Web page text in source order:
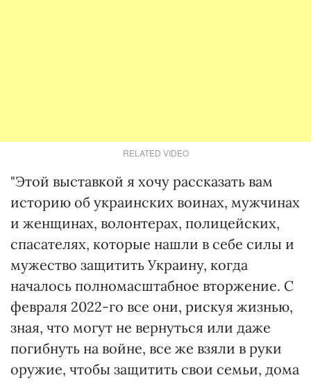
RELATED VIDEO
"Этой выставкой я хочу рассказать вам
историю об украинских воинах, мужчинах
и женщинах, волонтерах, полицейских,
спасателях, которые нашли в себе силы и
мужество защитить Украину, когда
началось полномасштабное вторжение. С
февраля 2022-го все они, рискуя жизнью,
зная, что могут не вернуться или даже
погибнуть на войне, все же взяли в руки
оружие, чтобы защитить свои семьи, дома